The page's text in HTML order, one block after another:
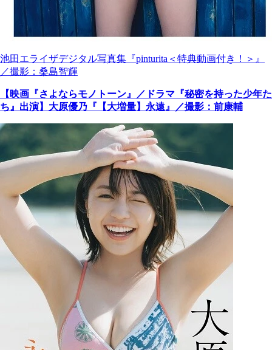
池田エライザデジタル写真集『pinturita＜特典動画付き！＞』
／撮影：桑島智輝
【映画『さよならモノトーン』／ドラマ『秘密を持った少年た
ち』出演】大原優乃『【大増量】永遠』／撮影：前康輔